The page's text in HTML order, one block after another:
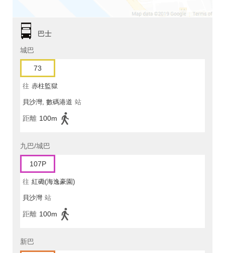
巴士
城巴
73
往 赤柱監獄
貝沙灣, 數碼港道 站
距離 100m
九巴/城巴
107P
往 紅磡(海逸豪園)
貝沙灣 站
距離 100m
新巴